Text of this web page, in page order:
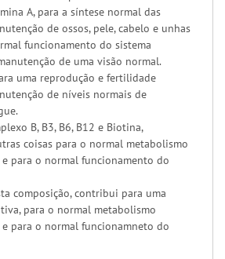
A, para a síntese normal das
de ossos, pele, cabelo e unhas
funcionamento do sistema
de uma visão normal.
uma reprodução e fertilidade
de níveis normais de
B, B3, B6, B12 e Biotina,
coisas para o normal metabolismo
para o normal funcionamento do
composição, contribui para uma
para o normal metabolismo
para o normal funcionamneto do